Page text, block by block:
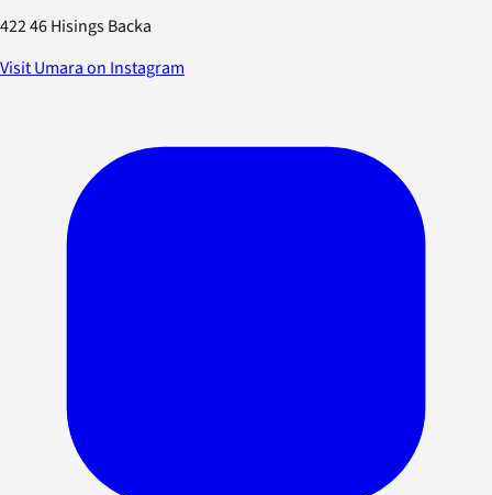
422 46 Hisings Backa
Visit Umara on Instagram